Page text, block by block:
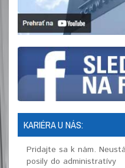
KARIÉRA U NÁS:
Pridajte sa k nám.
posily do administratívy